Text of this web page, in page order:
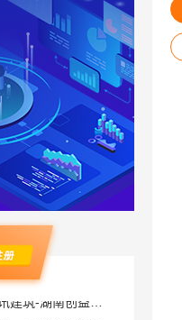
盘龙重钢装配式别墅保温隔热，云南晟构建筑建材有限公司品质之选